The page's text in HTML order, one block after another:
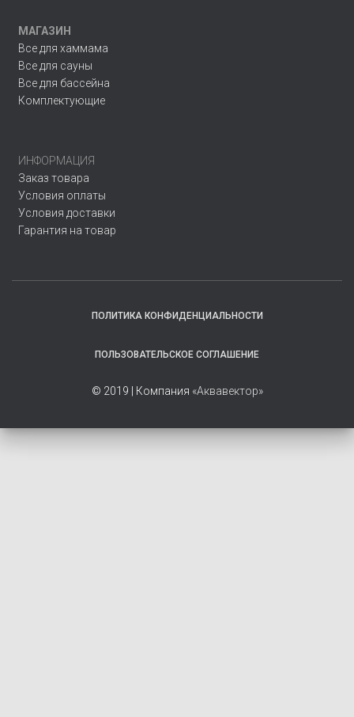
МАГАЗИН
Все для хаммама
Все для сауны
Все для бассейна
Комплектующие
ИНФОРМАЦИЯ
Заказ товара
Условия оплаты
Условия доставки
Гарантия на товар
ПОЛИТИКА КОНФИДЕНЦИАЛЬНОСТИ
ПОЛЬЗОВАТЕЛЬСКОЕ СОГЛАШЕНИЕ
© 2019 | Компания «Аквавектор»